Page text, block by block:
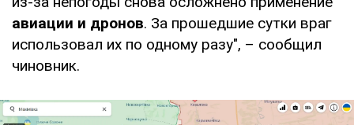
авиации и дронов. За прошедшие сутки враг
использовал их по одному разу", – сообщил
чиновник.